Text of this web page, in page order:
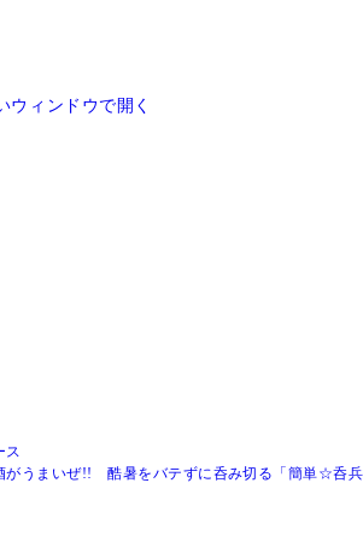
ウィンドウで開く
ス
がうまいぜ!! 酷暑をバテずに呑み切る「簡単☆呑